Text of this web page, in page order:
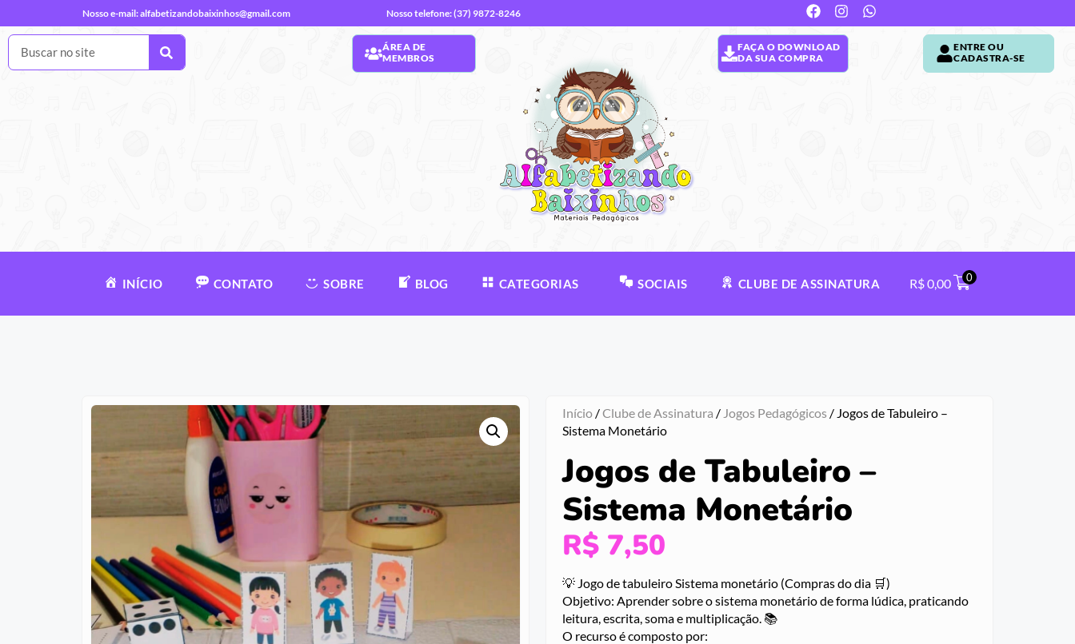
Nosso e-mail:alfabetizandobaixinhos@gmail.com Nosso telefone: (37) 9872-8246
ÁREA DE
MEMBROS
FAÇA O DOWNLOAD
DA SUA COMPRA
ENTRE OU
CADASTRA-SE
INÍCIO CONTATO SOBRE BLOG CATEGORIAS SOCIAIS CLUBE DE ASSINATURA R$0,00 0
Início/Clube de Assinatura / Jogos Pedagógicos/ Jogos de Tabuleiro –
Sistema Monetário
Jogos de Tabuleiro –
Sistema Monetário
R$7,50
💡 Jogo de tabuleiro Sistema monetário (Compras do dia 🛒)
Objetivo: Aprender sobre o sistema monetário de forma lúdica, praticando
leitura, escrita, soma e multiplicação. 📚
O recurso é composto por: